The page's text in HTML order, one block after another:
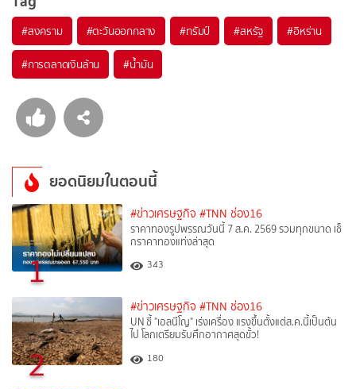
#สงคราม #ตะวันออกกลาง #ทรัมป์ #สหรัฐ #อิหร่าน
#การตลาดเงินล้าน #น้ำมัน
ยอดนิยมในตอนนี้
1
#ข่าวเศรษฐกิจ #TNN ช่อง16
ราคาทองรูปพรรณวันนี้ 7 ส.ค. 2569 รวมทุกขนาด เช็
กราคาทองแท่งล่าสุด
343
2
#ข่าวเศรษฐกิจ #TNN ช่อง16
UN ชี้ "เอลนีโญ" เร่งเครื่อง แรงขึ้นตั้งแต่ส.ค.นี้เป็นต้น
ไป โลกเตรียมรับศึกอากาศสุดขั้ว!
180